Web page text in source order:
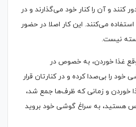
کنند و آن را کنار خود می‌گذارند و در
می‌کنند. این کار اصلا در حضور
نیست.
غذا خوردن، به خصوص در
را بی‌صدا کرده و در کنارتان قرار
خوردن و زمانی که ظرف‌ها جمع شد،
هستید، به سراغ گوشی خود بروید